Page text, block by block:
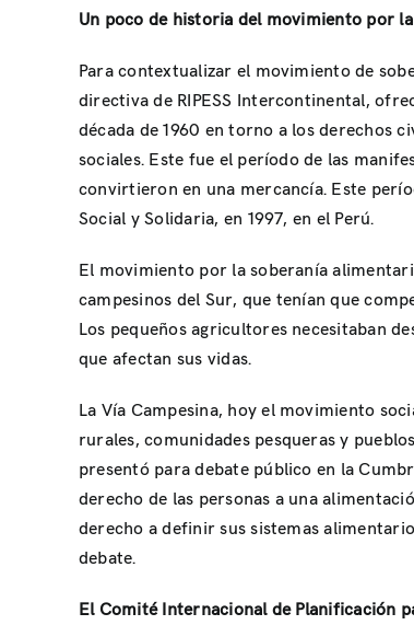
Un poco de historia del movimiento por
Para contextualizar el movimiento de
directiva de RIPESS Intercontinental,
década de 1960 en torno a los derechos
sociales. Este fue el período de las
convirtieron en una mercancía. Este
Social y Solidaria, en 1997, en el Perú.
El movimiento por la soberanía
campesinos del Sur, que tenían que
Los pequeños agricultores necesitaban
que afectan sus vidas.
La Vía Campesina, hoy el movimiento
rurales, comunidades pesqueras y
presentó para debate público en la
derecho de las personas a una
derecho a definir sus sistemas
debate.
El Comité Internacional de Planificación